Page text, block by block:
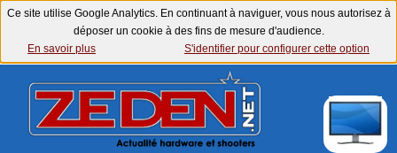
Ce site utilise Google Analytics. En continuant à naviguer, vous nous autorisez à
déposer un cookie à des fins de mesure d'audience.
En savoir plus
S'identifier pour configurer cette option